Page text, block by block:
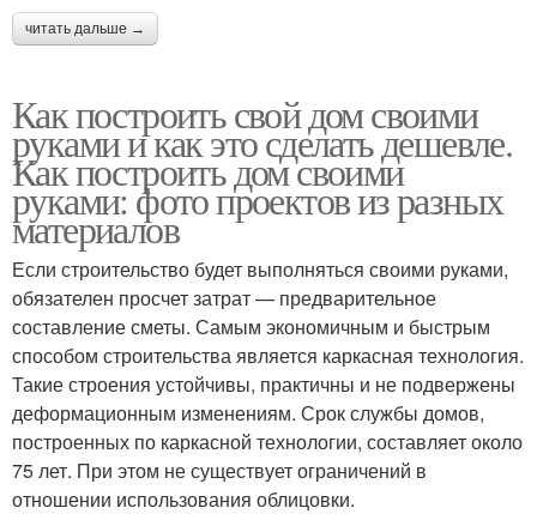
читать дальше →
Как построить свой дом своими
руками и как это сделать дешевле.
Как построить дом своими
руками: фото проектов из разных
материалов
Если строительство будет выполняться своими руками,
обязателен просчет затрат — предварительное
составление сметы. Самым экономичным и быстрым
способом строительства является каркасная технология.
Такие строения устойчивы, практичны и не подвержены
деформационным изменениям. Срок службы домов,
построенных по каркасной технологии, составляет около
75 лет. При этом не существует ограничений в
отношении использования облицовки.